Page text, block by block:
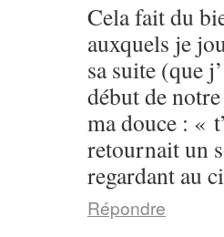
Cela fait du
auxquels je
sa suite (que
début de
ma douce : «
retournait un
regardant au
Répondre